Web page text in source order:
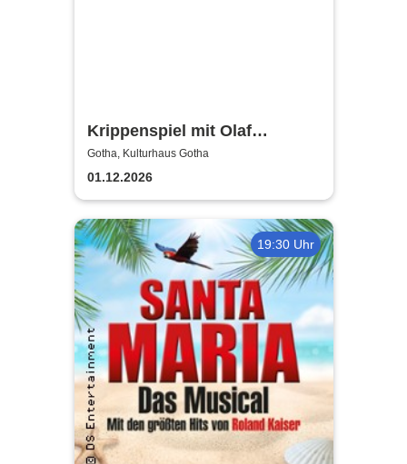
Krippenspiel mit Olaf
Schubert
Gotha, Kulturhaus Gotha
01.12.2026
19:30 Uhr